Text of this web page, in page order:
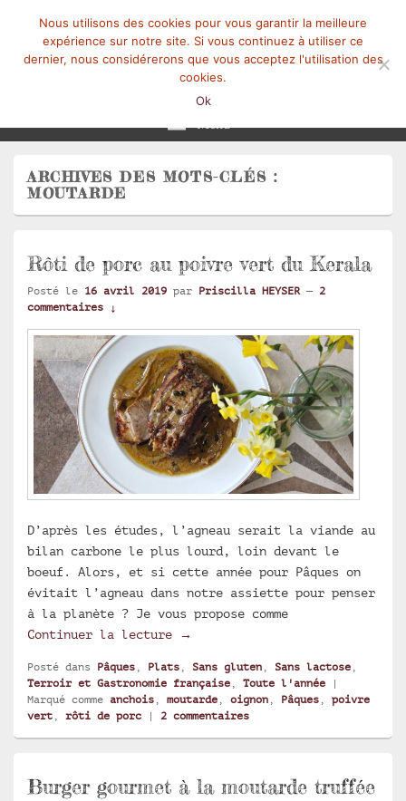
ARCHIVES DES MOTS-CLÉS :
MOUTARDE
Rôti de porc au poivre vert du Kerala
Posté le 16 avril 2019 par Priscilla HEYSER — 2
commentaires ↓
D’après les études, l’agneau serait la viande au
bilan carbone le plus lourd, loin devant le
boeuf. Alors, et si cette année pour Pâques on
évitait l’agneau dans notre assiette pour penser
à la planète ? Je vous propose comme
Continuer la lecture
Rôti de porc au poivre vert du
→
Posté dans Pâques , Plats , Sans gluten , Sans lactose ,
Terroir et Gastronomie française , Toute l'année
|
Marqué comme anchois , moutarde , oignon , Pâques , poivre
vert , rôti de porc | 2 commentaires
Burger gourmet à la moutarde truffée
Nous utilisons des cookies pour vous garantir la meilleure
expérience sur notre site. Si vous continuez à utiliser ce
dernier, nous considérerons que vous acceptez l'utilisation des
cookies.
Ok